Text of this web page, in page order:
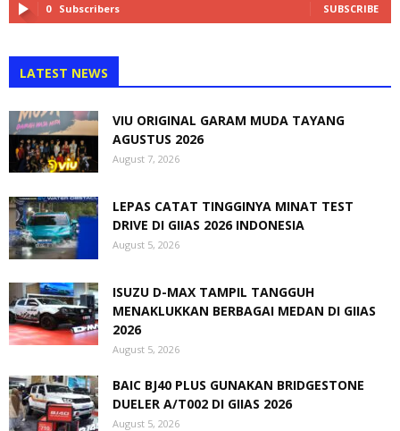
0 Subscribers SUBSCRIBE
LATEST NEWS
VIU ORIGINAL GARAM MUDA TAYANG
AGUSTUS 2026
August 7, 2026
LEPAS CATAT TINGGINYA MINAT TEST
DRIVE DI GIIAS 2026 INDONESIA
August 5, 2026
ISUZU D-MAX TAMPIL TANGGUH
MENAKLUKKAN BERBAGAI MEDAN DI GIIAS
2026
August 5, 2026
BAIC BJ40 PLUS GUNAKAN BRIDGESTONE
DUELER A/T002 DI GIIAS 2026
August 5, 2026